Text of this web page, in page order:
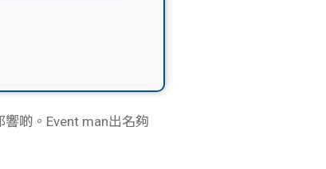
啲。Event man出名夠